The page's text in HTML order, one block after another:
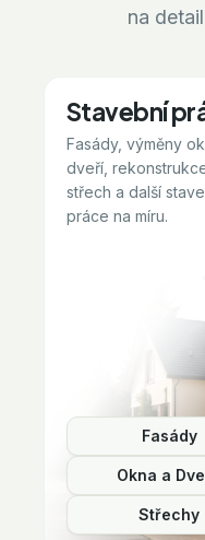
na
Stavební
Fasády, výměny
dveří,
střech a další
práce na míru.
Fasády
Okna a
Střechy